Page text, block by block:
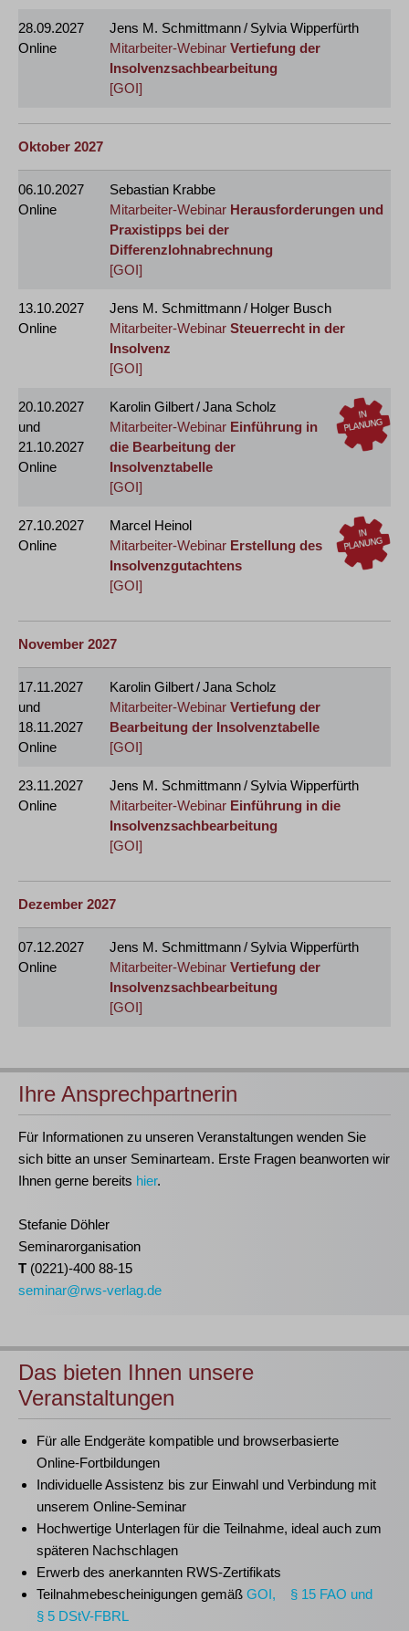
28.09.2027
Online
Jens M. Schmittmann / Sylvia Wipperfürth
Mitarbeiter-Webinar Vertiefung der
Insolvenzsachbearbeitung
[GOI]
Oktober 2027
06.10.2027
Online
Sebastian Krabbe
Mitarbeiter-Webinar Herausforderungen und
Praxistipps bei der
Differenzlohnabrechnung
[GOI]
13.10.2027
Online
Jens M. Schmittmann / Holger Busch
Mitarbeiter-Webinar Steuerrecht in der
Insolvenz
[GOI]
20.10.2027
und
21.10.2027
Online
Karolin Gilbert / Jana Scholz
Mitarbeiter-Webinar Einführung in
die Bearbeitung der
Insolvenztabelle
[GOI]
27.10.2027
Online
Marcel Heinol
Mitarbeiter-Webinar Erstellung des
Insolvenzgutachtens
[GOI]
November 2027
17.11.2027
und
18.11.2027
Online
Karolin Gilbert / Jana Scholz
Mitarbeiter-Webinar Vertiefung der
Bearbeitung der Insolvenztabelle
[GOI]
23.11.2027
Online
Jens M. Schmittmann / Sylvia Wipperfürth
Mitarbeiter-Webinar Einführung in die
Insolvenzsachbearbeitung
[GOI]
Dezember 2027
07.12.2027
Online
Jens M. Schmittmann / Sylvia Wipperfürth
Mitarbeiter-Webinar Vertiefung der
Insolvenzsachbearbeitung
[GOI]
Ihre Ansprechpartnerin
Für Informationen zu unseren Veranstaltungen wenden Sie
sich bitte an unser Seminarteam. Erste Fragen beanworten wir
Ihnen gerne bereits hier.
Stefanie Döhler
Seminarorganisation
T (0221)-400 88-15
seminar@rws-verlag.de
Das bieten Ihnen unsere
Veranstaltungen
Für alle Endgeräte kompatible und browserbasierte
Online-Fortbildungen
Individuelle Assistenz bis zur Einwahl und Verbindung mit
unserem Online-Seminar
Hochwertige Unterlagen für die Teilnahme, ideal auch zum
späteren Nachschlagen
Erwerb des anerkannten RWS-Zertifikats
Teilnahmebescheinigungen gemäß GOI, § 15 FAO und
§ 5 DStV-FBRL